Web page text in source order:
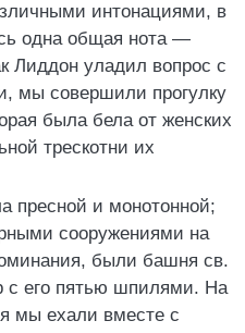
интонациями, в
одна общая нота —
Лиддон уладил вопрос с
мы совершили прогулку
была бела от женских
трескотни их
пресной и монотонной;
сооружениями на
были башня св.
с его пятью шпилями. На
мы ехали вместе с